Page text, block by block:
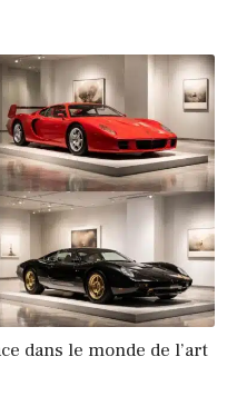
dans le monde de l’art